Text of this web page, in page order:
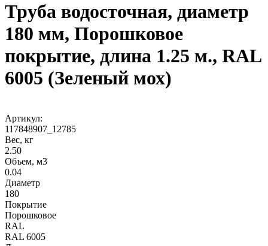
Труба водосточная, диаметр
180 мм, Порошковое
покрытие, длина 1.25 м., RAL
6005 (Зеленый мох)
Артикул:
117848907_12785
Вес, кг
2.50
Объем, м3
0.04
Диаметр
180
Покрытие
Порошковое
RAL
RAL 6005